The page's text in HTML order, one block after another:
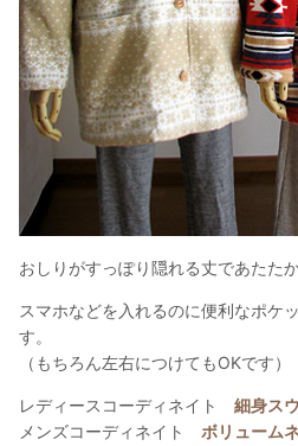
おしりがすっぽり隠れる丈であたたか
スマホなどを入れるのに便利なポケ
す。
（もちろん左右につけてもOKです）
レディースコーディネイト 細身ス
メンズコーディネイト ボリューム